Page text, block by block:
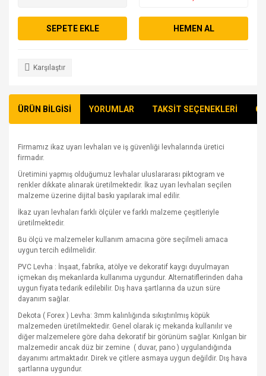
SEPETE EKLE HEMEN AL
Karşılaştır
ÜRÜN BİLGİSİ YORUMLAR TAKSİT SEÇENEKLERİ
Firmamız ikaz uyarı levhaları ve iş güvenliği levhalarında üretici
firmadır.
Üretimini yapmış olduğumuz levhalar uluslararası piktogram ve
renkler dikkate alınarak üretilmektedir. İkaz uyarı levhaları seçilen
malzeme üzerine dijital baskı yapılarak imal edilir.
İkaz uyarı levhaları farklı ölçüler ve farklı malzeme çeşitleriyle
üretilmektedir.
Bu ölçü ve malzemeler kullanım amacına göre seçilmeli amaca
uygun tercih edilmelidir.
PVC Levha : İnşaat, fabrika, atölye ve dekoratif kaygı duyulmayan
içmekan dış mekanlarda kullanıma uygundur. Alternatiflerinden daha
uygun fiyata tedarik edilebilir. Dış hava şartlarına da uzun süre
dayanım sağlar.
Dekota ( Forex ) Levha: 3mm kalınlığında sıkıştırılmış köpük
malzemeden üretilmektedir. Genel olarak iç mekanda kullanılır ve
diğer malzemelere göre daha dekoratif bir görünüm sağlar. Kırılgan bir
malzemedir ancak düz bir zemine ( duvar, pano ) uygulandığında
dayanımı artmaktadır. Direk ve çitlere asmaya uygun değildir. Dış hava
şartlarına uygundur.